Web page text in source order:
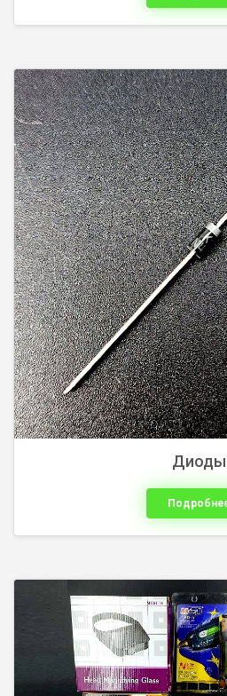
Диоды
Инструмент для
инструмент, бокорезы, кусачки.
лупы, увеличительные очки.
сверла, боры. Паяльники, ...